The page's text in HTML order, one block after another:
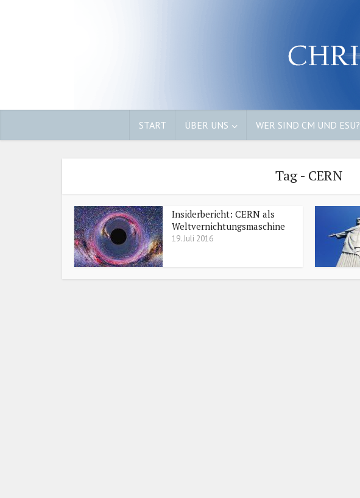
START ÜBER UNS WER SIND CM UND ESU?
Tag - CERN
Insiderbericht: CERN als
Weltvernichtungsmaschine
19. Juli 2016